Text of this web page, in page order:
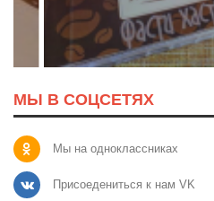
МЫ В СОЦСЕТЯХ
Мы на одноклассниках
Присоедениться к нам VK